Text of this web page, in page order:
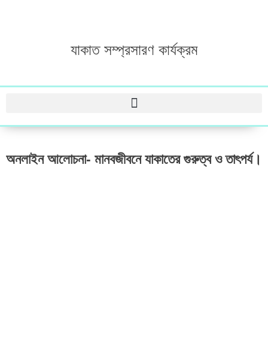
যাকাত সম্প্রসারণ কার্যক্রম
অনলাইন আলোচনা- মানবজীবনে যাকাতের গুরুত্ব ও তাৎপর্য।